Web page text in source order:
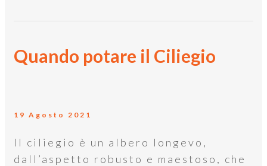
Quando potare il Ciliegio
19 Agosto 2021
Il ciliegio è un albero longevo,
dall’aspetto robusto e maestoso, che